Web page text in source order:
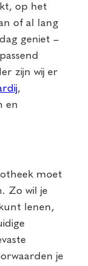
op het
of al lang
geniet –
zijn wij er
,
en
moet
Zo wil je
lenen,
je